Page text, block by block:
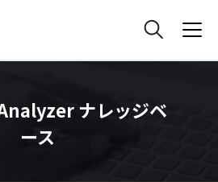
ナレッジベ
ース